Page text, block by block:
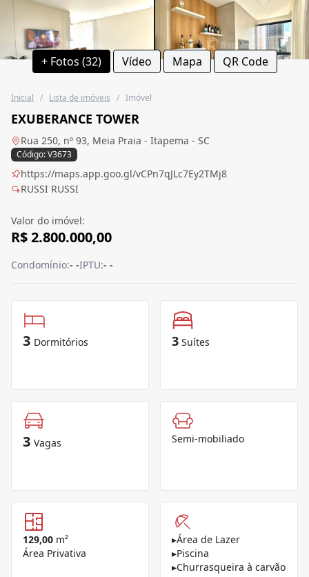
+ Fotos (32) Vídeo Mapa QR Code
Inicial / Lista de imóveis / Imóvel
EXUBERANCE TOWER
Rua 250, nº 93, Meia Praia - Itapema - SC
Código: V3673
https://maps.app.goo.gl/vCPn7qJLc7Ey2TMj8
RUSSI RUSSI
Valor do imóvel:
R$ 2.800.000,00
Condomínio:- -IPTU:- -
3 Dormitórios 3 Suítes
3 Vagas Semi-mobiliado
129,00 m²
Área Privativa
▸Área de Lazer
▸Piscina
▸Churrasqueira à carvão